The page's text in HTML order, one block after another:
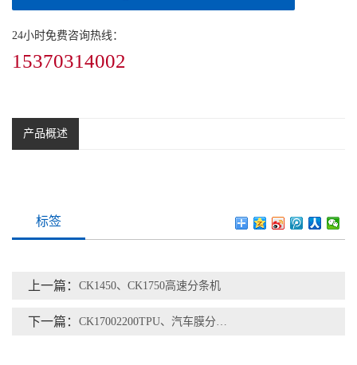
24小时免费咨询热线：
15370314002
产品概述
标签
上一篇： CK1450、CK1750高速分条机
下一篇：